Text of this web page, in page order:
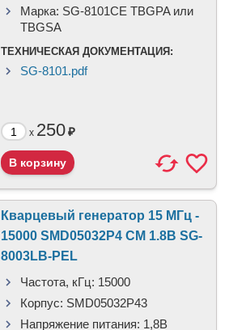
Марка: SG-8101CE TBGPA или
TBGSA
ТЕХНИЧЕСКАЯ ДОКУМЕНТАЦИЯ:
SG-8101.pdf
x 250₽
Кварцевый генератор 15 МГц -
15000 SMD05032P4 CM 1.8В SG-
8003LB-PEL
Частота, кГц: 15000
Корпус: SMD05032P43
Напряжение питания: 1,8В